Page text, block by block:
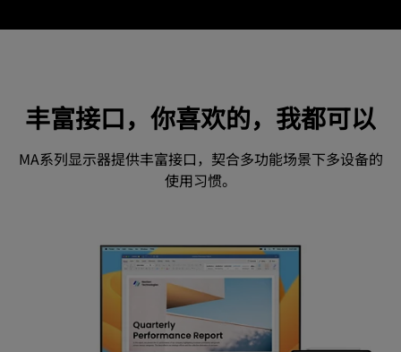
丰富接口，你喜欢的，我都可以
MA系列显示器提供丰富接口，契合多功能场景下多设备的
使用习惯。